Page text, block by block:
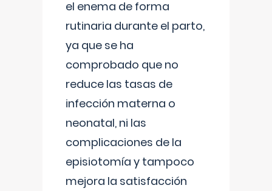
el enema de forma
rutinaria durante el parto,
ya que se ha
comprobado que no
reduce las tasas de
infección materna o
neonatal, ni las
complicaciones de la
episiotomía y tampoco
mejora la satisfacción